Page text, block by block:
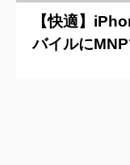
【快適】
バイルに